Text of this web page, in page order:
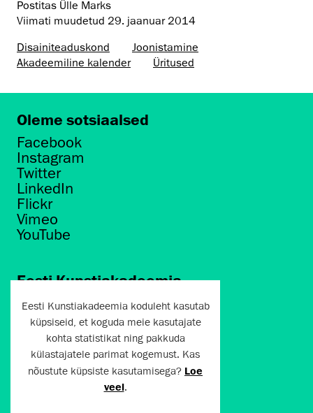
Postitas Ülle Marks
Viimati muudetud 29. jaanuar 2014
Disaini­­teaduskond
Joonistamine
Akadeemiline kalender
Üritused
Oleme sotsiaalsed
Facebook
Instagram
Twitter
LinkedIn
Flickr
Vimeo
YouTube
Eesti Kunstiakadeemia
Põhja puiestee 7
Tallinn 10412
artun@artun.ee
+372 6267301
Liitu uudiskirjaga!
Eesti Kunstiakadeemia koduleht kasutab
küpsiseid, et koguda meie kasutajate
kohta statistikat ning pakkuda
külastajatele parimat kogemust. Kas
nõustute küpsiste kasutamisega? Loe
veel.